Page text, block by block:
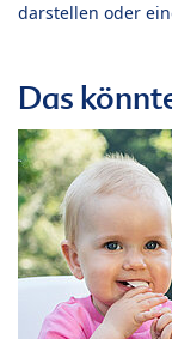
darstellen oder
Das